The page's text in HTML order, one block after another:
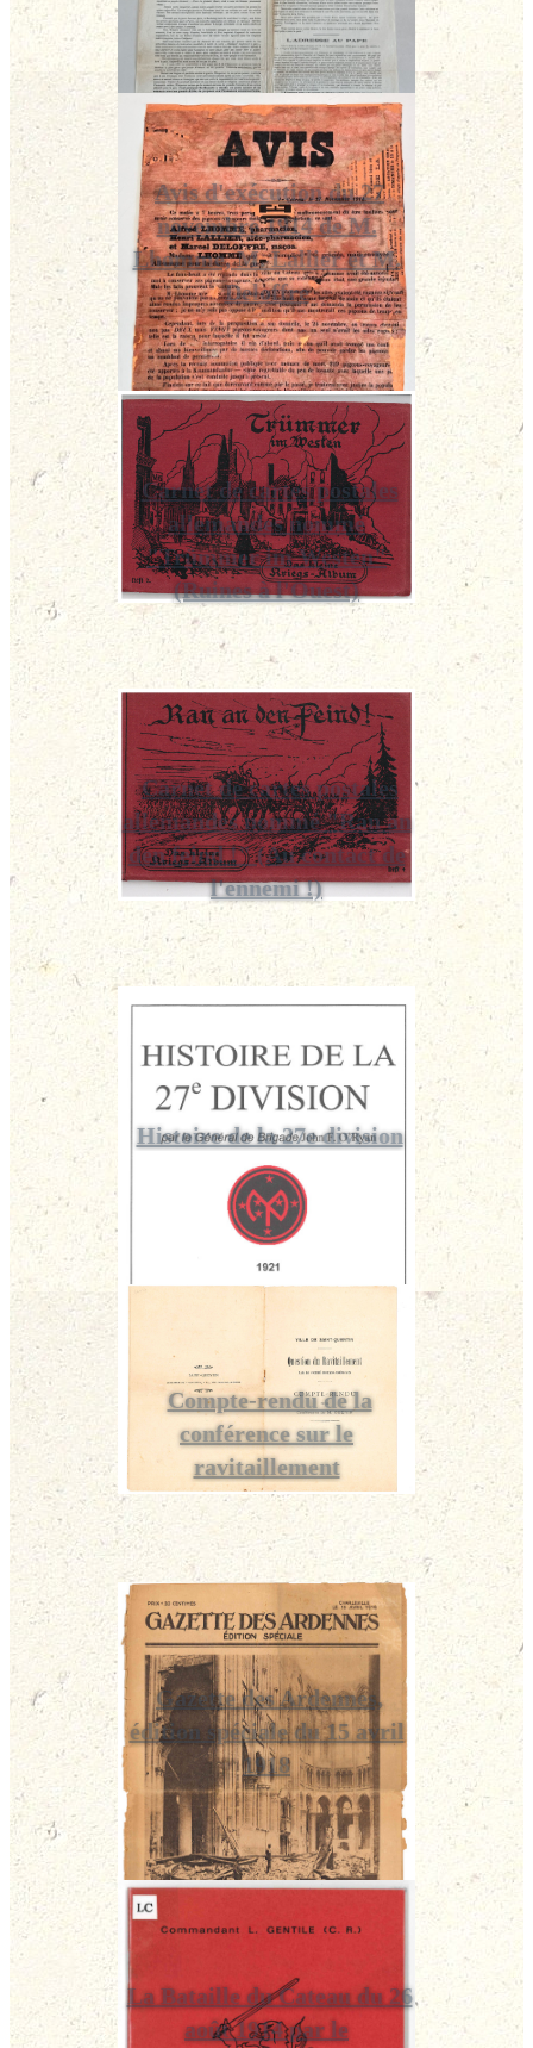
Avis d'exécution du 27
novembre 1914 de M.
Lhomme, M. Lallier et M.
Deloffre
Carnet de cartes postales
allemandes nommé
"Trümmer im Westen"
(Ruines à l'Ouest)
Carnet de cartes postales
allemandes nommé "Ran an
den feind !" (Au contact de
l'ennemi !)
Histoire de la 27e division
Compte-rendu de la
conférence sur le
ravitaillement
Gazette des Ardennes,
édition spéciale du 15 avril
1918
La Bataille du Cateau du 26
août 1914 par le